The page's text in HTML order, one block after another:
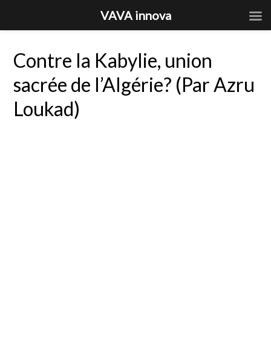
Contre la Kabylie, union
sacrée de l’Algérie? (Par Azru
Loukad)
VAVA innova